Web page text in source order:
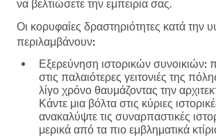
να βελτιώσετε την εμπειρία σας.
Οι κορυφαίες δραστηριότητες κατά την
περιλαμβάνουν:
Εξερεύνηση ιστορικών συνοικιών:
στις παλαιότερες γειτονιές της
λίγο χρόνο θαυμάζοντας την
Κάντε μια βόλτα στις κύριες
ανακαλύψτε τις συναρπαστικές
μερικά από τα πιο εμβληματικά